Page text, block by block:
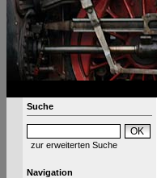
Suche
zur erweiterten Suche
Navigation